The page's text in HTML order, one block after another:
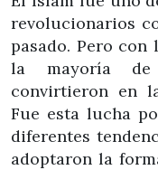
revolucionarios
pasado. Pero
la mayoría
convirtieron en
Fue esta lucha
diferentes
adoptaron la